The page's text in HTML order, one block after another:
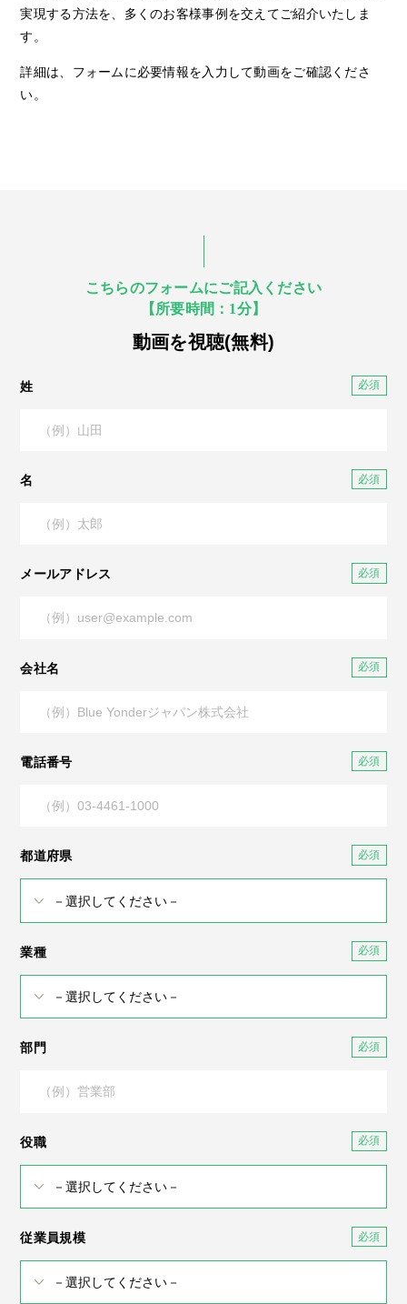
実現する方法を、多くのお客様事例を交えてご紹介いたしま
す。
詳細は、フォームに必要情報を入力して動画をご確認くださ
い。
こちらのフォームにご記入ください
【所要時間：1分】
動画を視聴(無料)
姓
名
メールアドレス
会社名
電話番号
都道府県
業種
部門
役職
従業員規模